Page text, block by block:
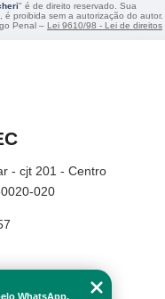
" é de direito reservado. Sua
proibida sem a autorização do autor.
Penal – Lei 9610/98 - Lei de direitos
- cjt 201 - Centro
020
WhatsApp.